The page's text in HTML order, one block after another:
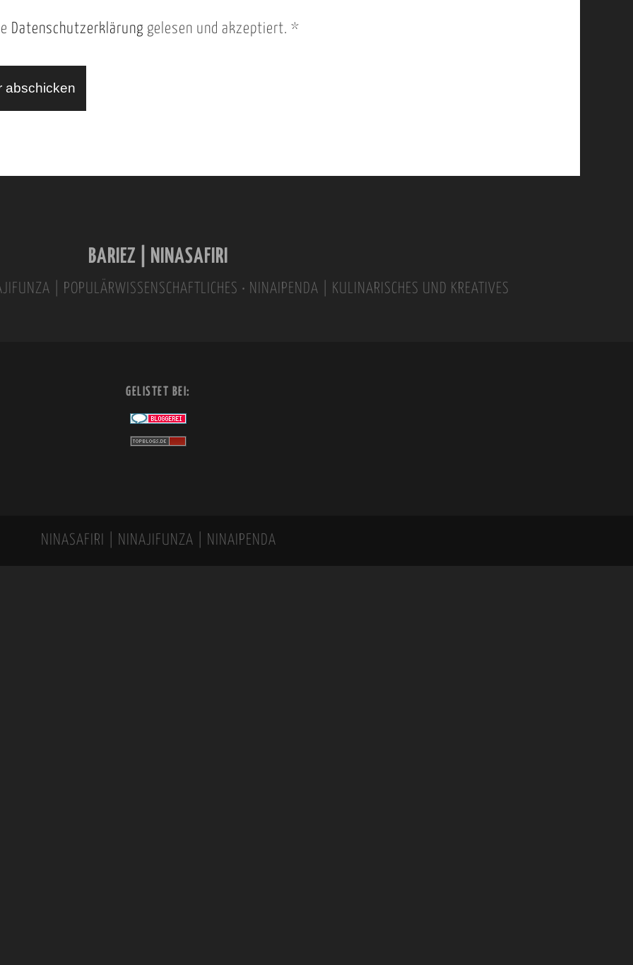
Datenschutzerklärung gelesen und akzeptiert. *
BARIEZ | NINASAFIRI
| POPULÄRWISSENSCHAFTLICHES • NINAIPENDA | KULINARISCHES UND KREATIVES
GELISTET BEI:
NINASAFIRI | NINAJIFUNZA | NINAIPENDA